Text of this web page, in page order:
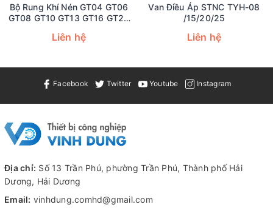
Bộ Rung Khí Nén GT04 GT06
GT08 GT10 GT13 GT16 GT20
GT48 GT60
Liên hệ
Van Điều Áp STNC TYH-08
/15/20/25
Liên hệ
Facebook Twitter Youtube Instagram
Địa chỉ: Số 13 Trần Phú, phường Trần Phú, Thành phố Hải
Dương, Hải Dương
Email: vinhdung.comhd@gmail.com